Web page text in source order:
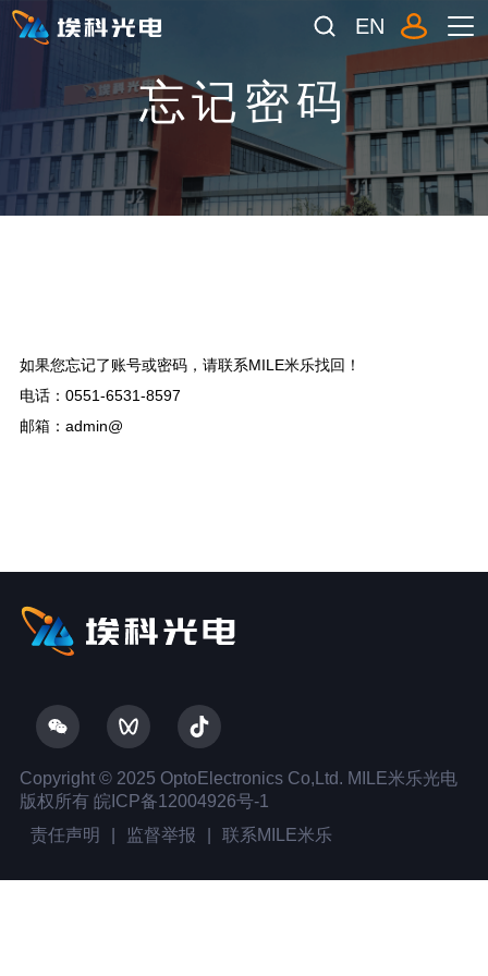
EN
忘记密码
如果您忘记了账号或密码，请联系MILE米乐找回！
电话：0551-6531-8597
邮箱：admin@
Copyright © 2025 OptoElectronics Co,Ltd. MILE米乐光电
版权所有皖ICP备12004926号-1
责任声明
监督举报 联系MILE米乐